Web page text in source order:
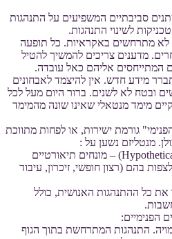
סביבתיים המשפיעים על התנהגות
לשינוי התנהגות.
לא מתרחשים באקראיות. כל תופעה
מדענים צריכים להמשיך להטיל
המתייחסים אליהם כאל עובדה.
מידע חדש. אין להיצמד לאבחונים
ובטח לא לשנים. ברור היום מעל לכל
מימד מנטאלי שאינו שונה מהמימד
גורמת ישירות, או לפחות מתווכת
מנטליזם נשען על :
מבנים היפותטיים (Hypothetical Constructs) – מונחים תיאורטיים
בהם (רצון חופשי, זיכרון, עיבוד
את כל ההתנהגות האנושית, כולל
הפנימיים:
התנהגות המתרחשת בתוך הגוף